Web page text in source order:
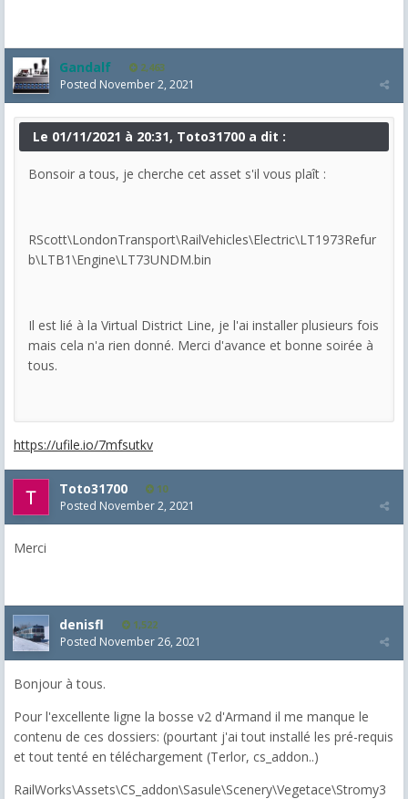
Gandalf 2,463
Posted November 2, 2021
Le 01/11/2021 à 20:31, Toto31700 a dit :
Bonsoir a tous, je cherche cet asset s'il vous plaît :
RScott\LondonTransport\RailVehicles\Electric\LT1973Refur
b\LTB1\Engine\LT73UNDM.bin
Il est lié à la Virtual District Line, je l'ai installer plusieurs fois
mais cela n'a rien donné. Merci d'avance et bonne soirée à
tous.
https://ufile.io/7mfsutkv
Toto31700 10
Posted November 2, 2021
Merci
denisfl 1,522
Posted November 26, 2021
Bonjour à tous.
Pour l'excellente ligne la bosse v2 d'Armand il me manque le
contenu de ces dossiers: (pourtant j'ai tout installé les pré-requis
et tout tenté en téléchargement (Terlor, cs_addon..)
RailWorks\Assets\CS_addon\Sasule\Scenery\Vegetace\Stromy3